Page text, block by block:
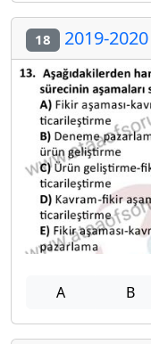
18 2019-2020
A B